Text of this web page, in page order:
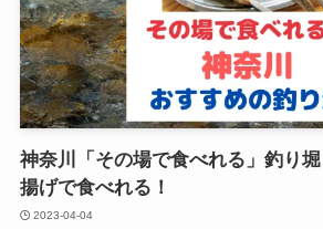
神奈川「その場で食べれる」釣り
揚げで食べれる！
2023-04-04